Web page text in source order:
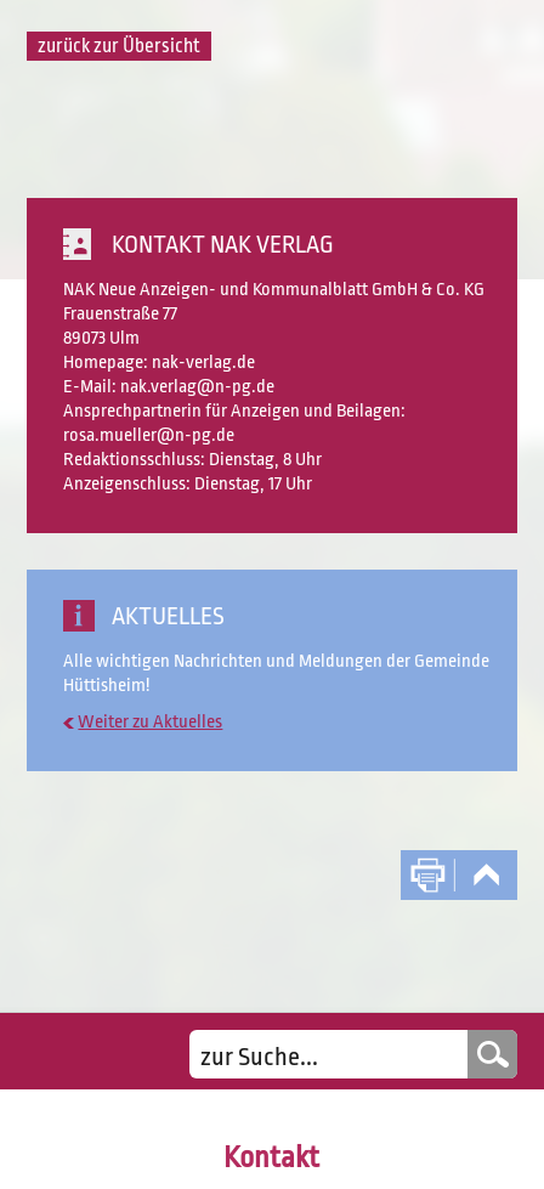
zurück zur Übersicht
KONTAKT NAK VERLAG
NAK Neue Anzeigen- und Kommunalblatt GmbH & Co. KG
Frauenstraße 77
89073 Ulm
Homepage: nak-verlag.de
E-Mail: nak.verlag@n-pg.de
Ansprechpartnerin für Anzeigen und Beilagen:
rosa.mueller@n-pg.de
Redaktionsschluss: Dienstag, 8 Uhr
Anzeigenschluss: Dienstag, 17 Uhr
AKTUELLES
Alle wichtigen Nachrichten und Meldungen der Gemeinde
Hüttisheim!
Weiter zu Aktuelles
Kontakt